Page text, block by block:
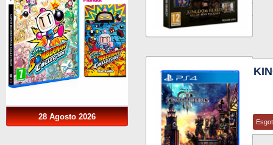
28 Agosto 2026